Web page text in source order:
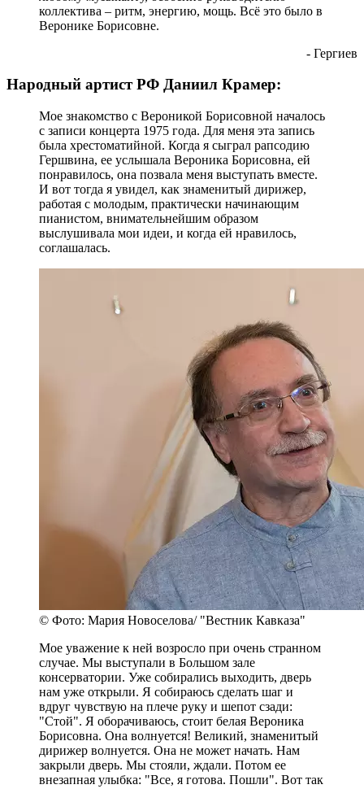
коллектива – ритм, энергию, мощь. Всё это было в
Веронике Борисовне.
- Гергиев
Народный артист РФ Даниил Крамер:
Мое знакомство с Вероникой Борисовной началось
с записи концерта 1975 года. Для меня эта запись
была хрестоматийной. Когда я сыграл рапсодию
Гершвина, ее услышала Вероника Борисовна, ей
понравилось, она позвала меня выступать вместе.
И вот тогда я увидел, как знаменитый дирижер,
работая с молодым, практически начинающим
пианистом, внимательнейшим образом
выслушивала мои идеи, и когда ей нравилось,
соглашалась.
© Фото: Мария Новоселова/ "Вестник Кавказа"
Мое уважение к ней возросло при очень странном
случае. Мы выступали в Большом зале
консерватории. Уже собирались выходить, дверь
нам уже открыли. Я собираюсь сделать шаг и
вдруг чувствую на плече руку и шепот сзади:
"Стой". Я оборачиваюсь, стоит белая Вероника
Борисовна. Она волнуется! Великий, знаменитый
дирижер волнуется. Она не может начать. Нам
закрыли дверь. Мы стояли, ждали. Потом ее
внезапная улыбка: "Все, я готова. Пошли". Вот так